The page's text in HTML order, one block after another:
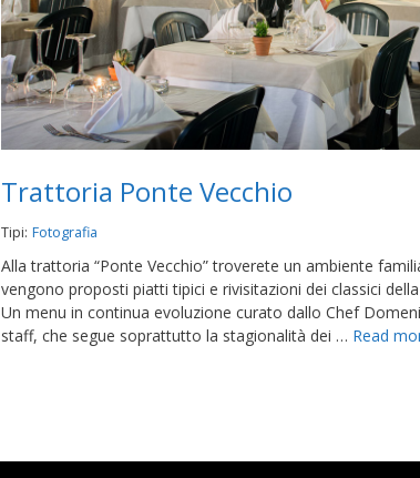
Trattoria Ponte Vecchio
Tipi: Fotografia
Alla trattoria “Ponte Vecchio” troverete un ambiente
vengono proposti piatti tipici e rivisitazioni dei classici
Un menu in continua evoluzione curato dallo Chef
staff, che segue soprattutto la stagionalità dei … Read